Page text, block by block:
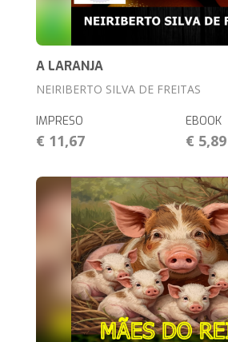
A LARANJA
NEIRIBERTO SILVA DE FREITAS
IMPRESO
€ 11,67
EBOOK
€ 5,89